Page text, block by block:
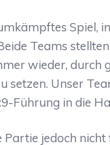
Spiel,
Teams
wieder, durch
setzen. Unser
Führung in die
Partie jedoch